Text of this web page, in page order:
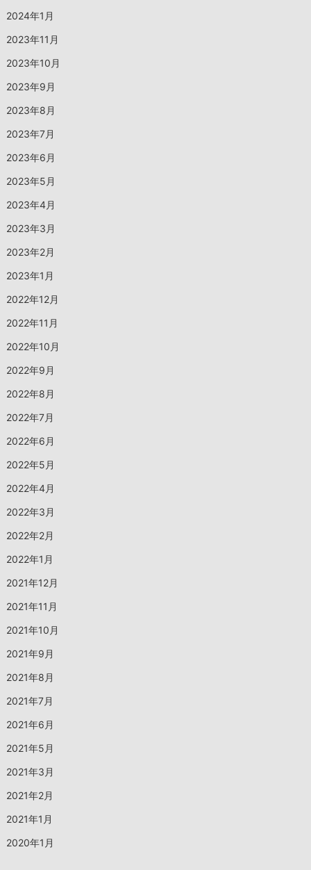
2024年1月
2023年11月
2023年10月
2023年9月
2023年8月
2023年7月
2023年6月
2023年5月
2023年4月
2023年3月
2023年2月
2023年1月
2022年12月
2022年11月
2022年10月
2022年9月
2022年8月
2022年7月
2022年6月
2022年5月
2022年4月
2022年3月
2022年2月
2022年1月
2021年12月
2021年11月
2021年10月
2021年9月
2021年8月
2021年7月
2021年6月
2021年5月
2021年3月
2021年2月
2021年1月
2020年1月